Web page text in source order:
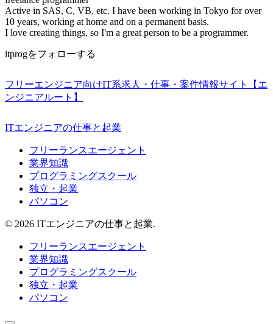
Active in SAS, C, VB, etc. I have been working in Tokyo for over
10 years, working at home and on a permanent basis.
I love creating things, so I'm a great person to be a programmer.
itprogをフォローする
フリーエンジニア向けIT系求人・仕事・案件情報サイト【エ
ンジニアルート】
ITエンジニアの仕事と起業
フリーランスエージェント
業界知識
プログラミングスクール
独立・起業
パソコン
© 2026 ITエンジニアの仕事と起業.
フリーランスエージェント
業界知識
プログラミングスクール
独立・起業
パソコン